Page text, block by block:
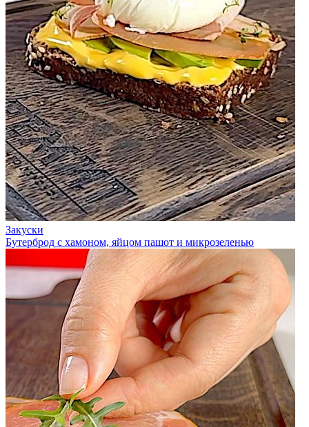
Закуски
Бутерброд с хамоном, яйцом пашот и микрозеленью